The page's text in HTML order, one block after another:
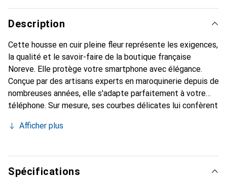
Description
Cette housse en cuir pleine fleur représente les exigences,
la qualité et le savoir-faire de la boutique française
Noreve. Elle protège votre smartphone avec élégance.
Conçue par des artisans experts en maroquinerie depuis de
nombreuses années, elle s'adapte parfaitement à votre
téléphone. Sur mesure, ses courbes délicates lui confèrent
et indispensable de votre smartphone. Reconnaître
marque Noreve est un choix sûr pour une clientèle
exigeante.
Afficher plus
Spécifications